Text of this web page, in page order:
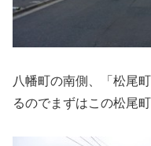
八幡町の南側、「松尾
るのでまずはこの松尾